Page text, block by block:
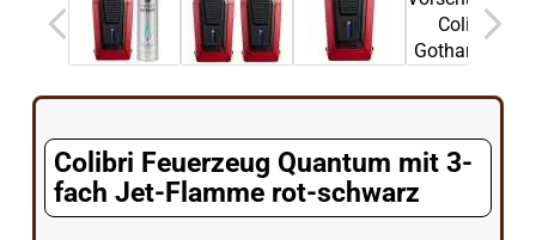
Colibri Feuerzeug Quantum mit 3-
fach Jet-Flamme rot-schwarz